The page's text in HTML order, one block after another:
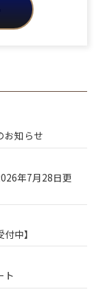
お知らせ
年7月28日更
中】
ト